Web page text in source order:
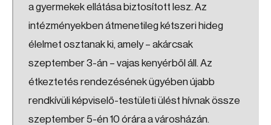
a gyermekek ellátása biztosított lesz. Az
intézményekben átmenetileg kétszeri hideg
élelmet osztanak ki, amely – akárcsak
szeptember 3-án – vajas kenyérből áll. Az
étkeztetés rendezésének ügyében újabb
rendkívüli képviselő-testületi ülést hívnak össze
szeptember 5-én 10 órára a városházán.